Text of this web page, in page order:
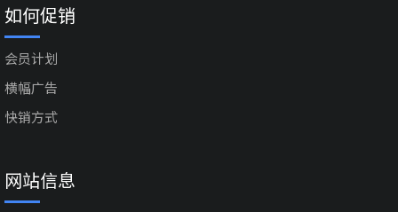
如何促销
会员计划
横幅广告
快销方式
网站信息